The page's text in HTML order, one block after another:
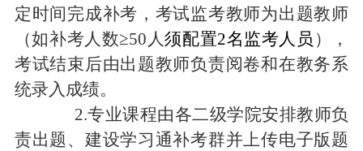
定时间完成补考， 考试监考教师为出题教师
（如补考人数≥50人须配置2名监考人员 ），
考试结束后由出题教师负责阅卷和在教务系
统录入成绩。
2.专业课程由各二级学院安排教师负
责出题、建设学习通补考群并上传电子版题